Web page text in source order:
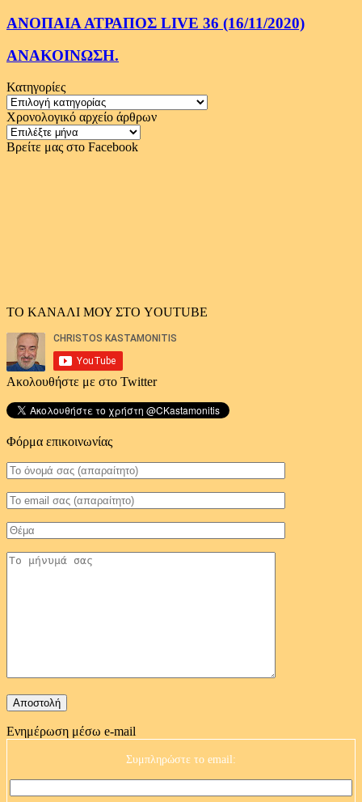
ΑΝΟΠΑΙΑ ΑΤΡΑΠΟΣ LIVE 36 (16/11/2020)
ΑΝΑΚΟΙΝΩΣΗ.
Κατηγορίες
Κατηγορίες
Χρονολογικό αρχείο άρθρων
Χρονολογικό
αρχείο
Βρείτε μας στο Facebook
ΤΟ ΚΑΝΑΛΙ ΜΟΥ ΣΤΟ YOUTUBE
Ακολουθήστε με στο Twitter
Φόρμα επικοινωνίας
Ενημέρωση μέσω e-mail
Συμπληρώστε το email: